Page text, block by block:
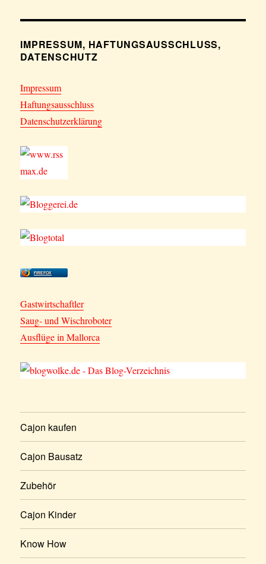
IMPRESSUM, HAFTUNGSAUSSCHLUSS,
DATENSCHUTZ
Impressum
Haftungsausschluss
Datenschutzerklärung
FIREFOX
Gastwirtschaftler
Saug- und Wischroboter
Ausflüge in Mallorca
Cajon kaufen
Cajon Bausatz
Zubehör
Cajon Kinder
Know How